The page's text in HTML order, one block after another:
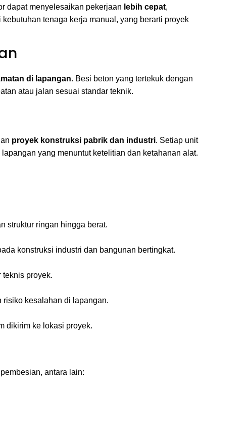
dapat menyelesaikan pekerjaan lebih cepat,
tenaga kerja manual, yang berarti proyek
di lapangan. Besi beton yang tertekuk dengan
atau jalan sesuai standar teknik.
proyek konstruksi pabrik dan industri. Setiap unit
yang menuntut ketelitian dan ketahanan alat.
struktur ringan hingga berat.
konstruksi industri dan bangunan bertingkat.
teknis proyek.
risiko kesalahan di lapangan.
dikirim ke lokasi proyek.
antara lain: